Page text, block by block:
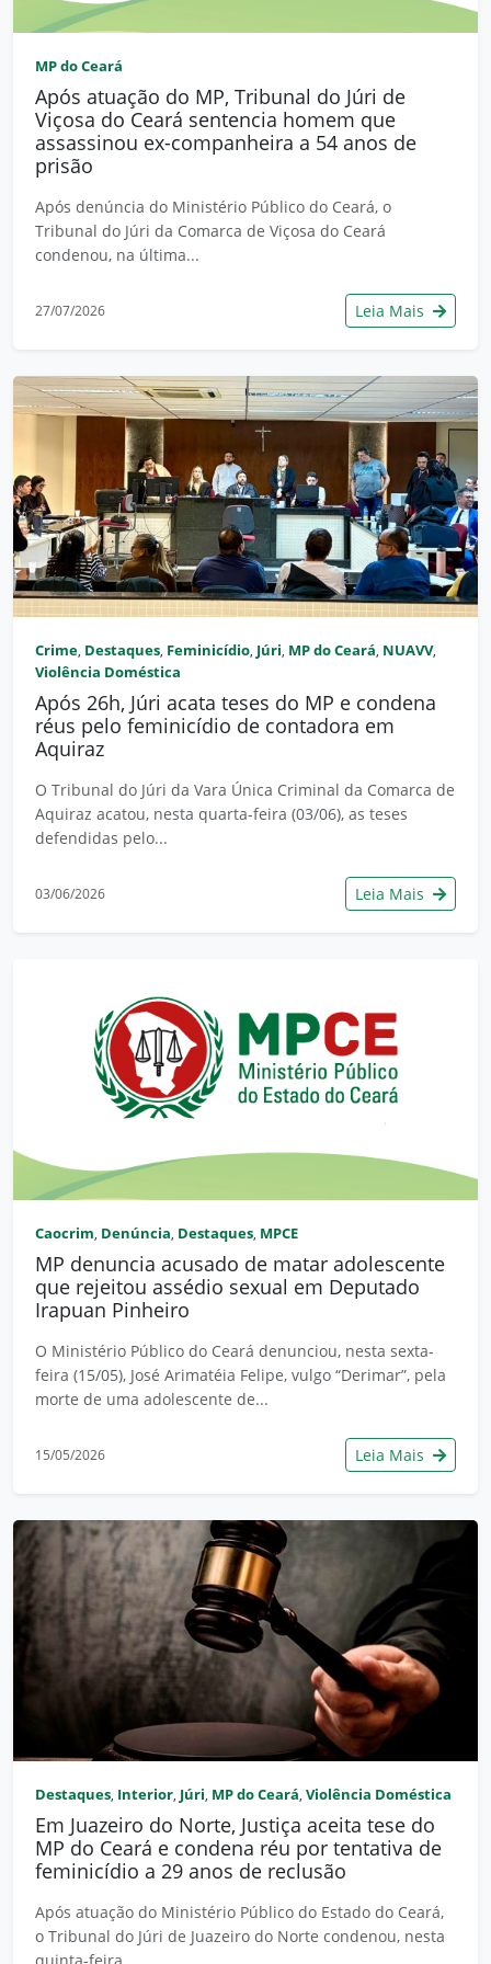
MP do Ceará
Após atuação do MP, Tribunal do Júri de
Viçosa do Ceará sentencia homem que
assassinou ex-companheira a 54 anos de
prisão
Após denúncia do Ministério Público do Ceará, o
Tribunal do Júri da Comarca de Viçosa do Ceará
condenou, na última...
27/07/2026 Leia Mais
Crime, Destaques, Feminicídio, Júri, MP do Ceará, NUAVV,
Violência Doméstica
Após 26h, Júri acata teses do MP e condena
réus pelo feminicídio de contadora em
Aquiraz
O Tribunal do Júri da Vara Única Criminal da Comarca de
Aquiraz acatou, nesta quarta-feira (03/06), as teses
defendidas pelo...
03/06/2026 Leia Mais
Caocrim, Denúncia, Destaques, MPCE
MP denuncia acusado de matar adolescente
que rejeitou assédio sexual em Deputado
Irapuan Pinheiro
O Ministério Público do Ceará denunciou, nesta sexta-
feira (15/05), José Arimatéia Felipe, vulgo “Derimar”, pela
morte de uma adolescente de...
15/05/2026 Leia Mais
Destaques, Interior, Júri, MP do Ceará, Violência Doméstica
Em Juazeiro do Norte, Justiça aceita tese do
MP do Ceará e condena réu por tentativa de
feminicídio a 29 anos de reclusão
Após atuação do Ministério Público do Estado do Ceará,
o Tribunal do Júri de Juazeiro do Norte condenou, nesta